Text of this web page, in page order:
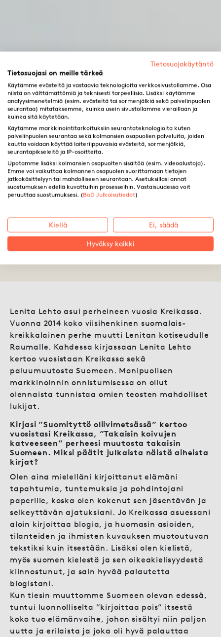
Tunne kirjasi kohderyhmä
29.08.2016 ·Saara Golombek
Lenita Lehto asui perheineen vuosia Kreikassa.
Vuonna 2014 koko viisihenkinen suomalais-
kreikkalainen perhe muutti Lenitan kotiseudulle
Raumalle. Kahdessa kirjassaan Lenita Lehto
kertoo vuosistaan Kreikassa sekä
paluumuutosta Suomeen. Monipuolisen
markkinoinnin onnistumisessa on ollut
olennaista tunnistaa omien teosten mahdolliset
lukijat.
Kirjasi ”Suomityttö oliivimetsässä” kertoo
vuosistasi Kreikassa, ”Takaisin koivujen
katveeseen” perheesi muutosta takaisin
Suomeen. Miksi päätit julkaista näistä aiheista
kirjat?
Olen aina mielelläni kirjoittanut elämäni
tapahtumia, tuntemuksia ja pohdintojani
paperille, koska olen kokenut sen jäsentävän ja
selkeyttävän ajatuksiani. Jo Kreikassa asuessani
aloin kirjoittaa blogia, ja huomasin asioiden,
tilanteiden ja ihmisten kuvauksen muotoutuvan
tekstiksi kuin itsestään. Lisäksi olen kielistä,
myös suomen kielestä ja sen oikeakielisyydestä
kiinnostunut, ja sain hyvää palautetta
blogistani.
Kun tiesin muuttomme Suomeen olevan edessä,
tuntui luonnolliselta ”kirjoittaa pois” itsestä
koko tuo elämänvaihe, johon sisältyi niin paljon
uutta ja erilaista ja joka oli hyvä palauttaa
Tietosuojakäytäntö
Tietosuojasi on meille tärkeä
Käytämme evästeitä ja vastaavia teknologioita verkkosivustollamme. Osa
niistä on välttämättömiä ja teknisesti tarpeellisia. Lisäksi käytämme
analyysimenetelmiä (esim. evästeitä tai sormenjälkiä sekä palvelinpuolen
seurantaa) mitataksemme, kuinka usein sivustollamme vieraillaan ja
kuinka sitä käytetään.
Käytämme markkinointitarkoituksiin seurantateknologioita kuten
palvelinpuolen seurantaa sekä kolmansien osapuolien palveluita, joiden
kautta voidaan käyttää laiteriippuvaisia evästeitä, sormenjälkiä,
seurantapikseleitä ja IP-osoitteita.
Upotamme lisäksi kolmansien osapuolten sisältöä (esim. videoalustoja).
Emme voi vaikuttaa kolmannen osapuolen suorittamaan tietojen
jatkokäsittelyyn tai mahdolliseen seurantaan. Asetuksillasi annat
suostumuksen edellä kuvattuihin prosesseihin. Vastaisuudessa voit
peruuttaa suostumuksesi. (BoD Julkaisutiedot)
Kiellä Ei, säädä
Hyväksy kaikki